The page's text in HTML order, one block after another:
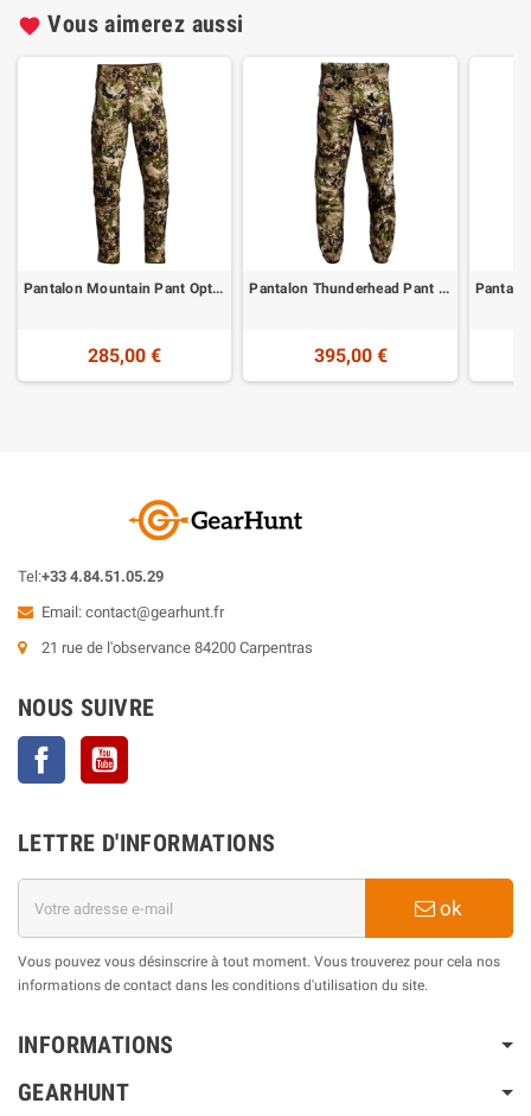
favorite Vous aimerez aussi
Pantalon Mountain Pant Optifade Subalpine Sitka
285,00 €
Pantalon Thunderhead Pant Optifade Subalpine Sitka
395,00 €
Tel:+33 4.84.51.05.29
Email: contact@gearhunt.fr
21 rue de l'observance 84200 Carpentras
NOUS SUIVRE
Facebook
LETTRE D'INFORMATIONS
ok
Vous pouvez vous désinscrire à tout moment. Vous trouverez pour cela nos
informations de contact dans les conditions d'utilisation du site.
INFORMATIONS
GEARHUNT